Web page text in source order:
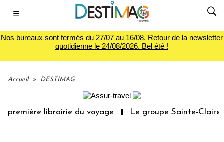
☰
Nos bureaux sont fermés du 27/07 au 16/08. Retour de la newsletter
quotidienne le 24/08/2026. Bel été !
Accueil > DESTIMAG
librairie du voyage Le groupe Sainte-Claire